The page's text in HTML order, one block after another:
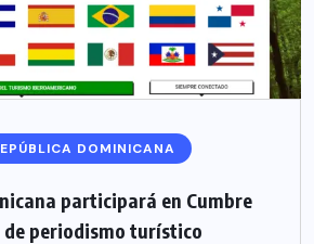
DOMINICANA
participará en Cumbre
periodismo turístico